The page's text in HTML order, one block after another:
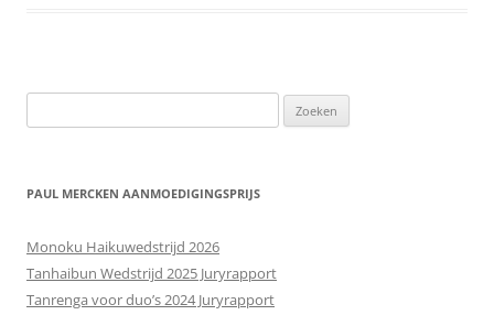
naar:
PAUL MERCKEN AANMOEDIGINGSPRIJS
Monoku Haikuwedstrijd 2026
Tanhaibun Wedstrijd 2025 Juryrapport
Tanrenga voor duo’s 2024 Juryrapport